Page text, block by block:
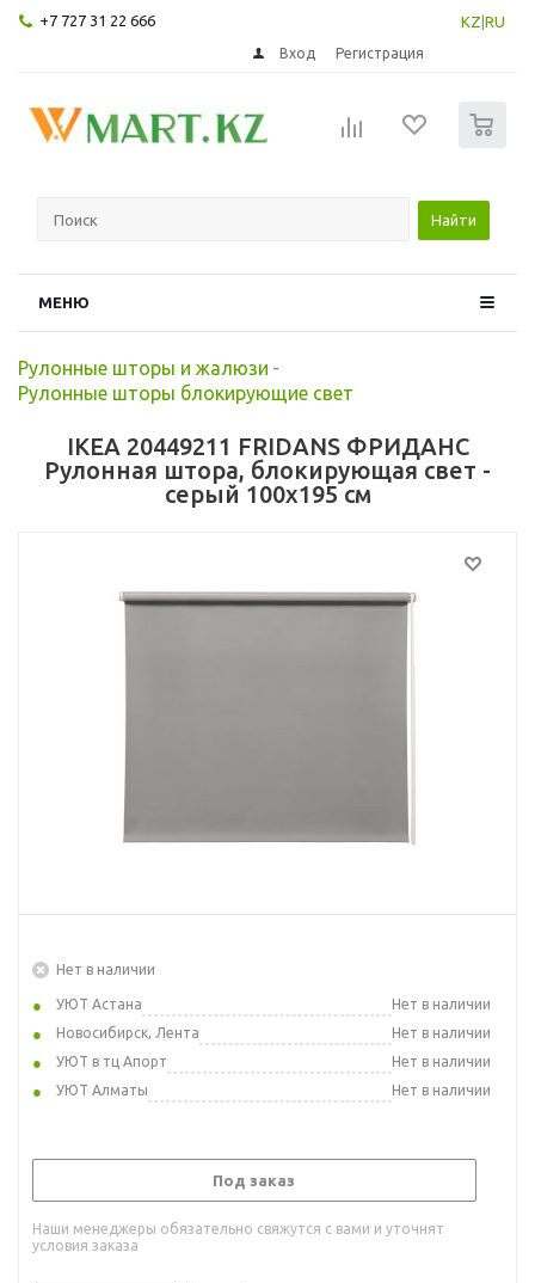
+7 727 31 22 666 KZ RU
Вход Регистрация
Найти
МЕНЮ
Рулонные шторы и жалюзи -
Рулонные шторы блокирующие свет
IKEA 20449211 FRIDANS ФРИДАНС
Рулонная штора, блокирующая свет -
серый 100x195 см
Нет в наличии
УЮТ Астана
Нет в наличии
Новосибирск, Лента
Нет в наличии
УЮТ в тц Апорт
Нет в наличии
УЮТ Алматы
Нет в наличии
Под заказ
Наши менеджеры обязательно свяжутся с вами и уточнят
условия заказа